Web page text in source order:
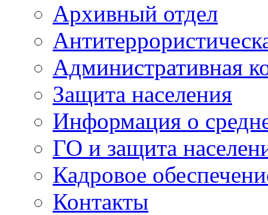
Архивный отдел
Административная
Защита населения
Информация о
ГО и защита
Кадровое
Контакты